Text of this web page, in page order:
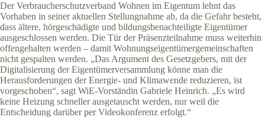
Der Verbraucherschutzverband Wohnen im Eigentum lehnt das
Vorhaben in seiner aktuellen Stellungnahme ab, da die Gefahr besteht,
dass ältere, hörgeschädigte und bildungsbenachteiligte Eigentümer
ausgeschlossen werden. Die Tür der Präsenzteilnahme muss weiterhin
offengehalten werden – damit Wohnungseigentümergemeinschaften
nicht gespalten werden. „Das Argument des Gesetzgebers, mit der
Digitalisierung der Eigentümerversammlung könne man die
Herausforderungen der Energie- und Klimawende reduzieren, ist
vorgeschoben“, sagt WiE-Vorständin Gabriele Heinrich. „Es wird
keine Heizung schneller ausgetauscht werden, nur weil die
Entscheidung darüber per Videokonferenz erfolgt.“